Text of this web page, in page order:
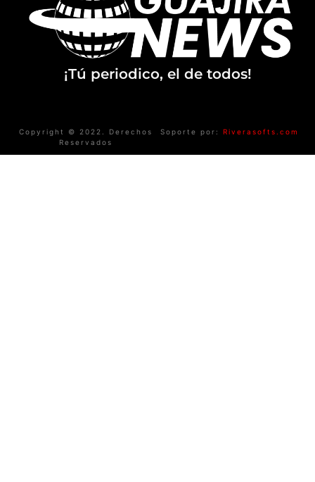
¡Tú periodico, el de todos!
Copyright © 2022. Derechos
Reservados
Soporte por: Riverasofts.com